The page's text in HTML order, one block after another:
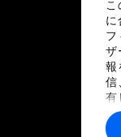
に
フ
ザ
報
信
有
報